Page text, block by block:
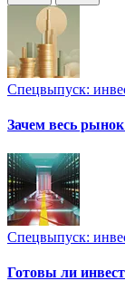
Спецвыпуск:
Зачем весь
Спецвыпуск:
Готовы ли